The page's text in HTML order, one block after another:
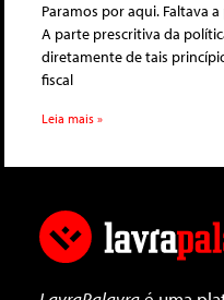
Paramos por aqui. Faltava
A parte prescritiva da
diretamente de tais
fiscal
Leia mais »